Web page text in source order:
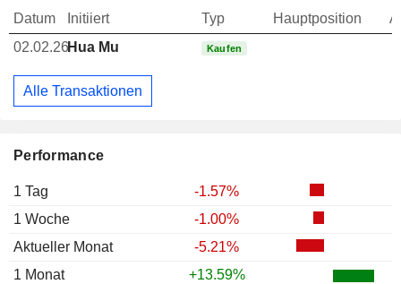
Performance
1 Tag
-1.57%
1 Woche
-1.00%
Aktueller Monat
-5.21%
1 Monat
+13.59%
Datum Initiiert Typ Hauptposition
02.02.26Hua Mu Kaufen
Alle Transaktionen